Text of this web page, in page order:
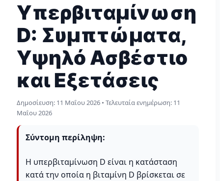
Υπερβιταμίνωση
D: Συμπτώματα,
Υψηλό Ασβέστιο
και Εξετάσεις
Δημοσίευση: 11 Μαΐου 2026 • Τελευταία ενημέρωση: 11
Μαΐου 2026
Σύντομη περίληψη:
Η υπερβιταμίνωση D είναι η κατάσταση
κατά την οποία η βιταμίνη D βρίσκεται σε